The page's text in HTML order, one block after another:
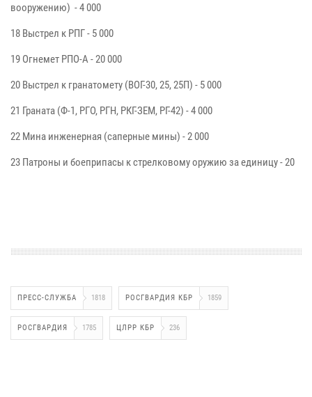
вооружению) - 4 000
18 Выстрел к РПГ - 5 000
19 Огнемет РПО-А - 20 000
20 Выстрел к гранатомету (ВОГ-30, 25, 25П) - 5 000
21 Граната (Ф-1, РГО, РГН, РКГ-ЗЕМ, РГ-42) - 4 000
22 Мина инженерная (саперные мины) - 2 000
23 Патроны и боеприпасы к стрелковому оружию за единицу - 20
ПРЕСС-СЛУЖБА 1818 РОСГВАРДИЯ КБР 1859
РОСГВАРДИЯ 1785 ЦЛРР КБР 236